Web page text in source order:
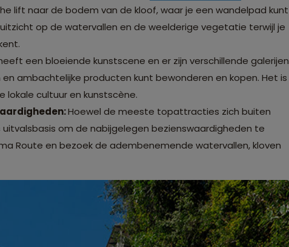
lift naar de bodem van de kloof, waar je een wandelpad kunt
op de watervallen en de weelderige vegetatie terwijl je
een bloeiende kunstscene en er zijn verschillende galerijen
ambachtelijke producten kunt bewonderen en kopen. Het is
cultuur en kunstscène.
Hoewel de meeste topattracties zich buiten
om de nabijgelegen bezienswaardigheden te
Route en bezoek de adembenemende watervallen, kloven